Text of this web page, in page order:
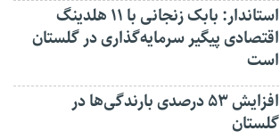
استاندار: بابک زنجانی با ۱۱ هلدینگ
اقتصادی پیگیر سرمایه‌گذاری در گلستان
است
افزایش ۵۳ درصدی بارندگی‌ها در
گلستان